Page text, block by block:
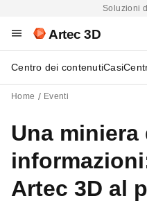
Soluzioni
Artec 3D
Centro dei contenutiCasi
Home Eventi
Una
Artec 3D al